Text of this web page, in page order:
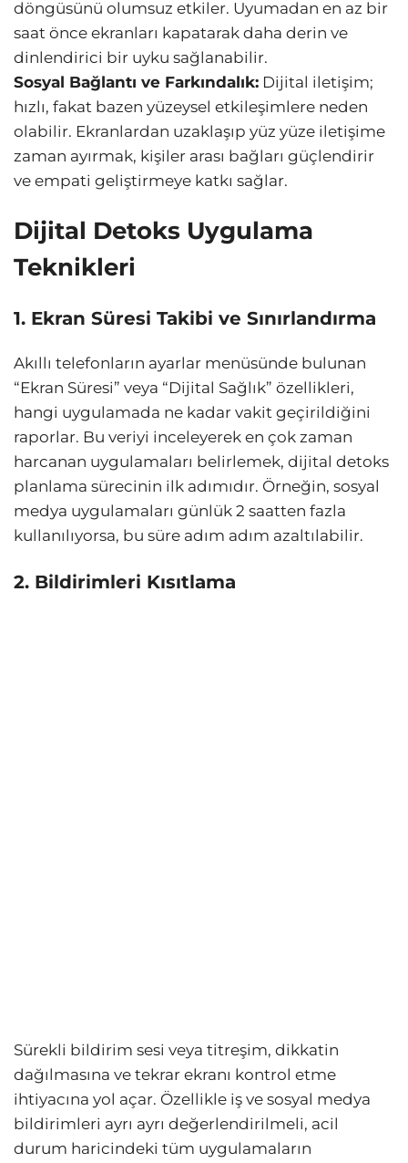
döngüsünü olumsuz etkiler. Uyumadan en az bir
saat önce ekranları kapatarak daha derin ve
dinlendirici bir uyku sağlanabilir.
Sosyal Bağlantı ve Farkındalık: Dijital iletişim;
hızlı, fakat bazen yüzeysel etkileşimlere neden
olabilir. Ekranlardan uzaklaşıp yüz yüze iletişime
zaman ayırmak, kişiler arası bağları güçlendirir
ve empati geliştirmeye katkı sağlar.
Dijital Detoks Uygulama
Teknikleri
1. Ekran Süresi Takibi ve Sınırlandırma
Akıllı telefonların ayarlar menüsünde bulunan
“Ekran Süresi” veya “Dijital Sağlık” özellikleri,
hangi uygulamada ne kadar vakit geçirildiğini
raporlar. Bu veriyi inceleyerek en çok zaman
harcanan uygulamaları belirlemek, dijital detoks
planlama sürecinin ilk adımıdır. Örneğin, sosyal
medya uygulamaları günlük 2 saatten fazla
kullanılıyorsa, bu süre adım adım azaltılabilir.
2. Bildirimleri Kısıtlama
Sürekli bildirim sesi veya titreşim, dikkatin
dağılmasına ve tekrar ekranı kontrol etme
ihtiyacına yol açar. Özellikle iş ve sosyal medya
bildirimleri ayrı ayrı değerlendirilmeli, acil
durum haricindeki tüm uygulamaların